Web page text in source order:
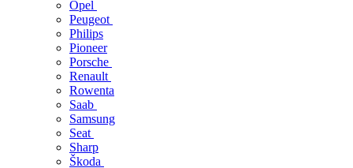
Opel
Peugeot
Philips
Pioneer
Porsche
Renault
Rowenta
Saab
Samsung
Seat
Sharp
Škoda